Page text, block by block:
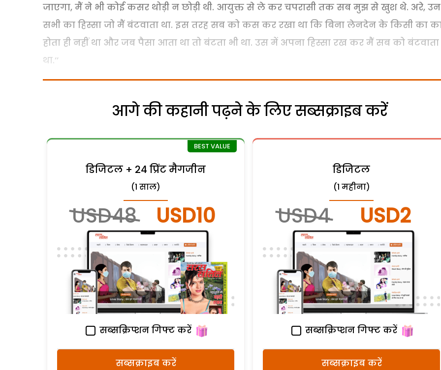
जाएगा, मैं ने भी कोई कसर थोड़ी न छोड़ी थी. आयुक्त से ले कर चपरासी तक सब मुझ से खुश थे. अरे, उन
सभी का हिस्सा जो मैं बंटवाता था. इस तरह सब को कस कर रखा था कि बिना लेनदेन के किसी का
होता ही नहीं था और जब पैसा आता था तो बंटता भी था. उस में अपना हिस्सा रख कर मैं सब को बंटवाता
था.’’
आगे की कहानी पढ़ने के लिए सब्सक्राइब करें
डिजिटल + 24 प्रिंट मैगजीन
(1 साल)
USD48 USD10
सब्सक्रिप्शन गिफ्ट करें
सब्सक्राइब करें
डिजिटल
(1 महीना)
USD4 USD2
सब्सक्रिप्शन गिफ्ट करें
सब्सक्राइब करें